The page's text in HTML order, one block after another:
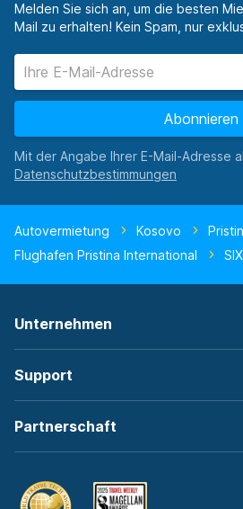
Melden Sie sich an, um die besten
Mail zu erhalten! Kein Spam, nur
Abonnieren
Mit der Angabe Ihrer E-Mail-Adresse
Autovermietung Kosovo
Flughafen Pristina International
Unternehmen
Support
Partnerschaft